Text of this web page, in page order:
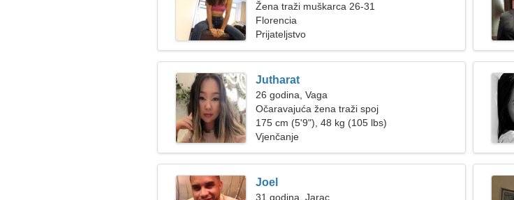
Žena traži muškarca 26-31
Florencia
Prijateljstvo
Jutharat
26 godina, Vaga
Očaravajuća žena traži spoj
175 cm (5'9"), 48 kg (105 lbs)
Vjenčanje
Joel
31 godina, Jarac